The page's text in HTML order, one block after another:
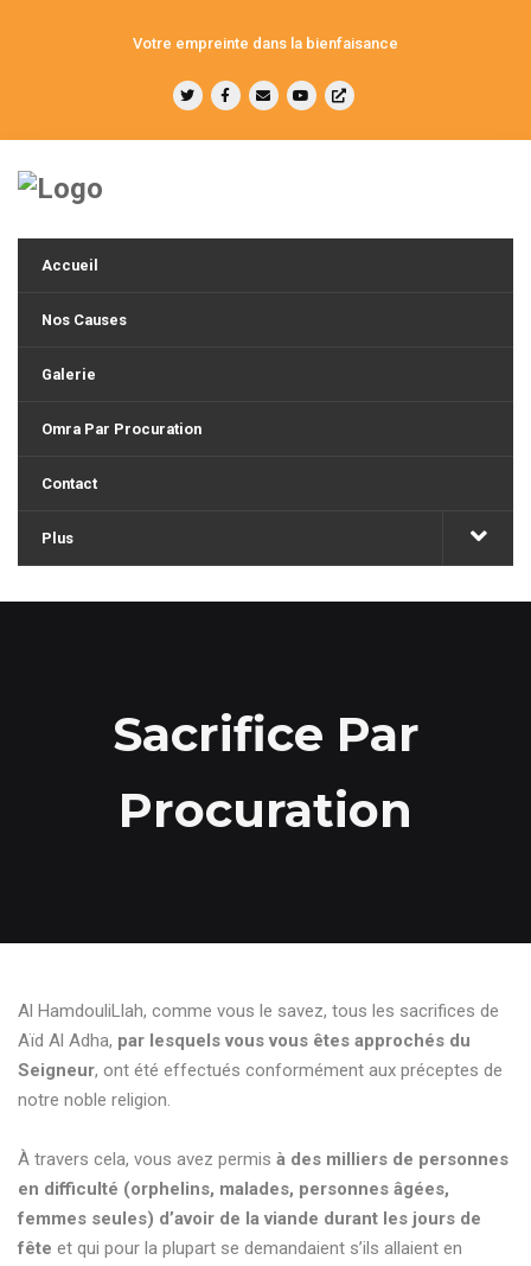
Votre empreinte dans la bienfaisance
Accueil
Nos Causes
Galerie
Omra Par Procuration
Contact
Plus
Sacrifice Par
Procuration
Al HamdouliLlah, comme vous le savez, tous les sacrifices de
Aïd Al Adha, par lesquels vous vous êtes approchés du
Seigneur, ont été effectués conformément aux préceptes de
notre noble religion.
À travers cela, vous avez permis à des milliers de personnes
en difficulté (orphelins, malades, personnes âgées,
femmes seules) d’avoir de la viande durant les jours de
fête et qui pour la plupart se demandaient s’ils allaient en